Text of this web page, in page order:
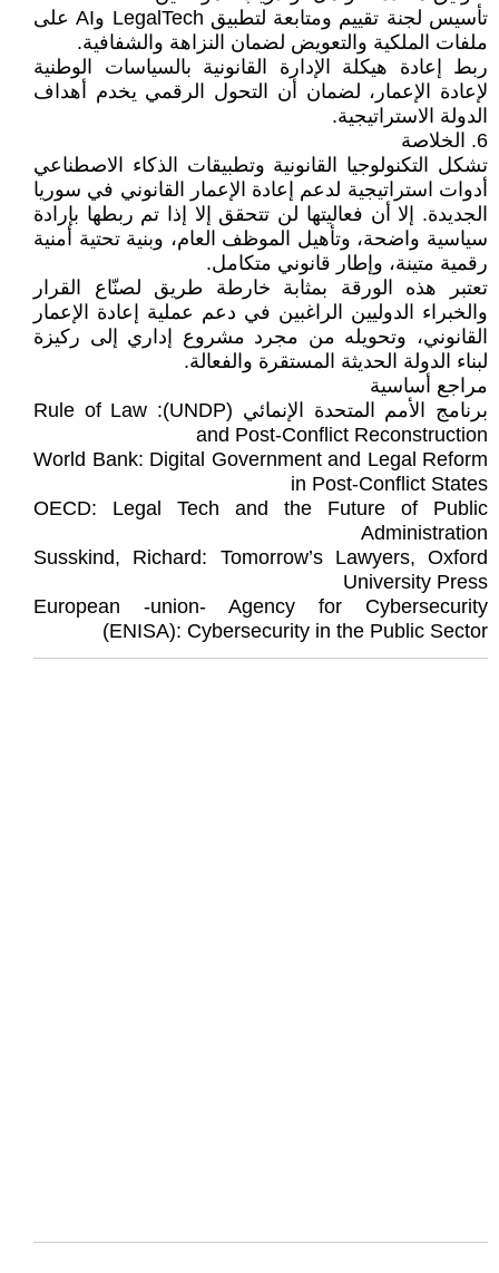
تأسيس لجنة تقييم ومتابعة لتطبيق LegalTech وAI على
ملفات الملكية والتعويض لضمان النزاهة والشفافية.
ربط إعادة هيكلة الإدارة القانونية بالسياسات الوطنية
لإعادة الإعمار، لضمان أن التحول الرقمي يخدم أهداف
الدولة الاستراتيجية.
6. الخلاصة
تشكل التكنولوجيا القانونية وتطبيقات الذكاء الاصطناعي
أدوات استراتيجية لدعم إعادة الإعمار القانوني في سوريا
الجديدة. إلا أن فعاليتها لن تتحقق إلا إذا تم ربطها بإرادة
سياسية واضحة، وتأهيل الموظف العام، وبنية تحتية أمنية
رقمية متينة، وإطار قانوني متكامل.
تعتبر هذه الورقة بمثابة خارطة طريق لصنّاع القرار
والخبراء الدوليين الراغبين في دعم عملية إعادة الإعمار
القانوني، وتحويله من مجرد مشروع إداري إلى ركيزة
لبناء الدولة الحديثة المستقرة والفعالة.
مراجع أساسية
برنامج الأمم المتحدة الإنمائي (UNDP): Rule of Law
and Post-Conflict Reconstruction
World Bank: Digital Government and Legal Reform
in Post-Conflict States
OECD: Legal Tech and the Future of Public
Administration
Susskind, Richard: Tomorrow’s Lawyers, Oxford
University Press
European -union- Agency for Cybersecurity
(ENISA): Cybersecurity in the Public Sector